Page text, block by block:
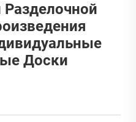
Доски